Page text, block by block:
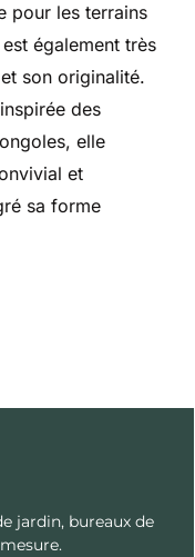
pour les terrains
également très
son originalité.
inspirée des
elle
et
sa forme
jardin, bureaux de